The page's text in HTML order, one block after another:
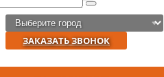
ЗАКАЗАТЬ ЗВОНОК